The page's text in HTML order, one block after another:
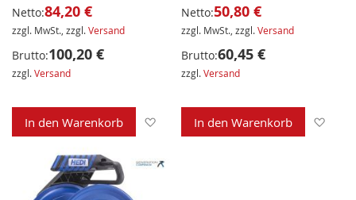
Netto:84,20 €
zzgl. MwSt., zzgl.Versand
Brutto:100,20 €
zzgl.Versand
In den Warenkorb Zur Wunschliste hinzufügen
Netto:50,80 €
zzgl. MwSt., zzgl.Versand
Brutto:60,45 €
zzgl.Versand
In den Warenkorb